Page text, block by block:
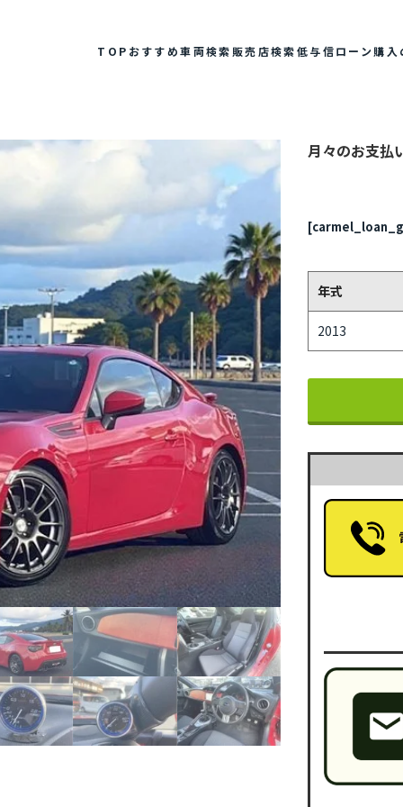
TOP おすすめ車両検索 販売店検索低与信ローン購入
月々のお支払
年式
2013